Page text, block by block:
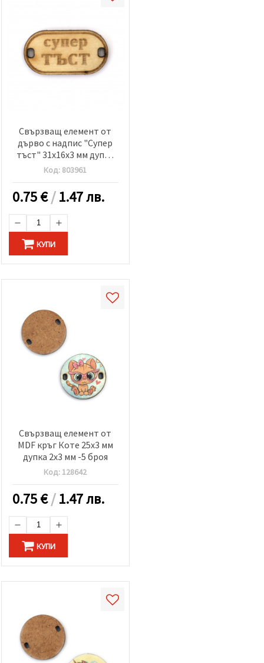
Свързващ елемент от
дърво с надпис "Супер
тъст" 31x16x3 мм дупка
3x2 мм -5 броя
Код: 803961
0.75€/1.47 лв.
КУПИ
Свързващ елемент от
MDF кръг Коте 25x3 мм
дупка 2x3 мм -5 броя
Код: 128642
0.75€/1.47 лв.
КУПИ